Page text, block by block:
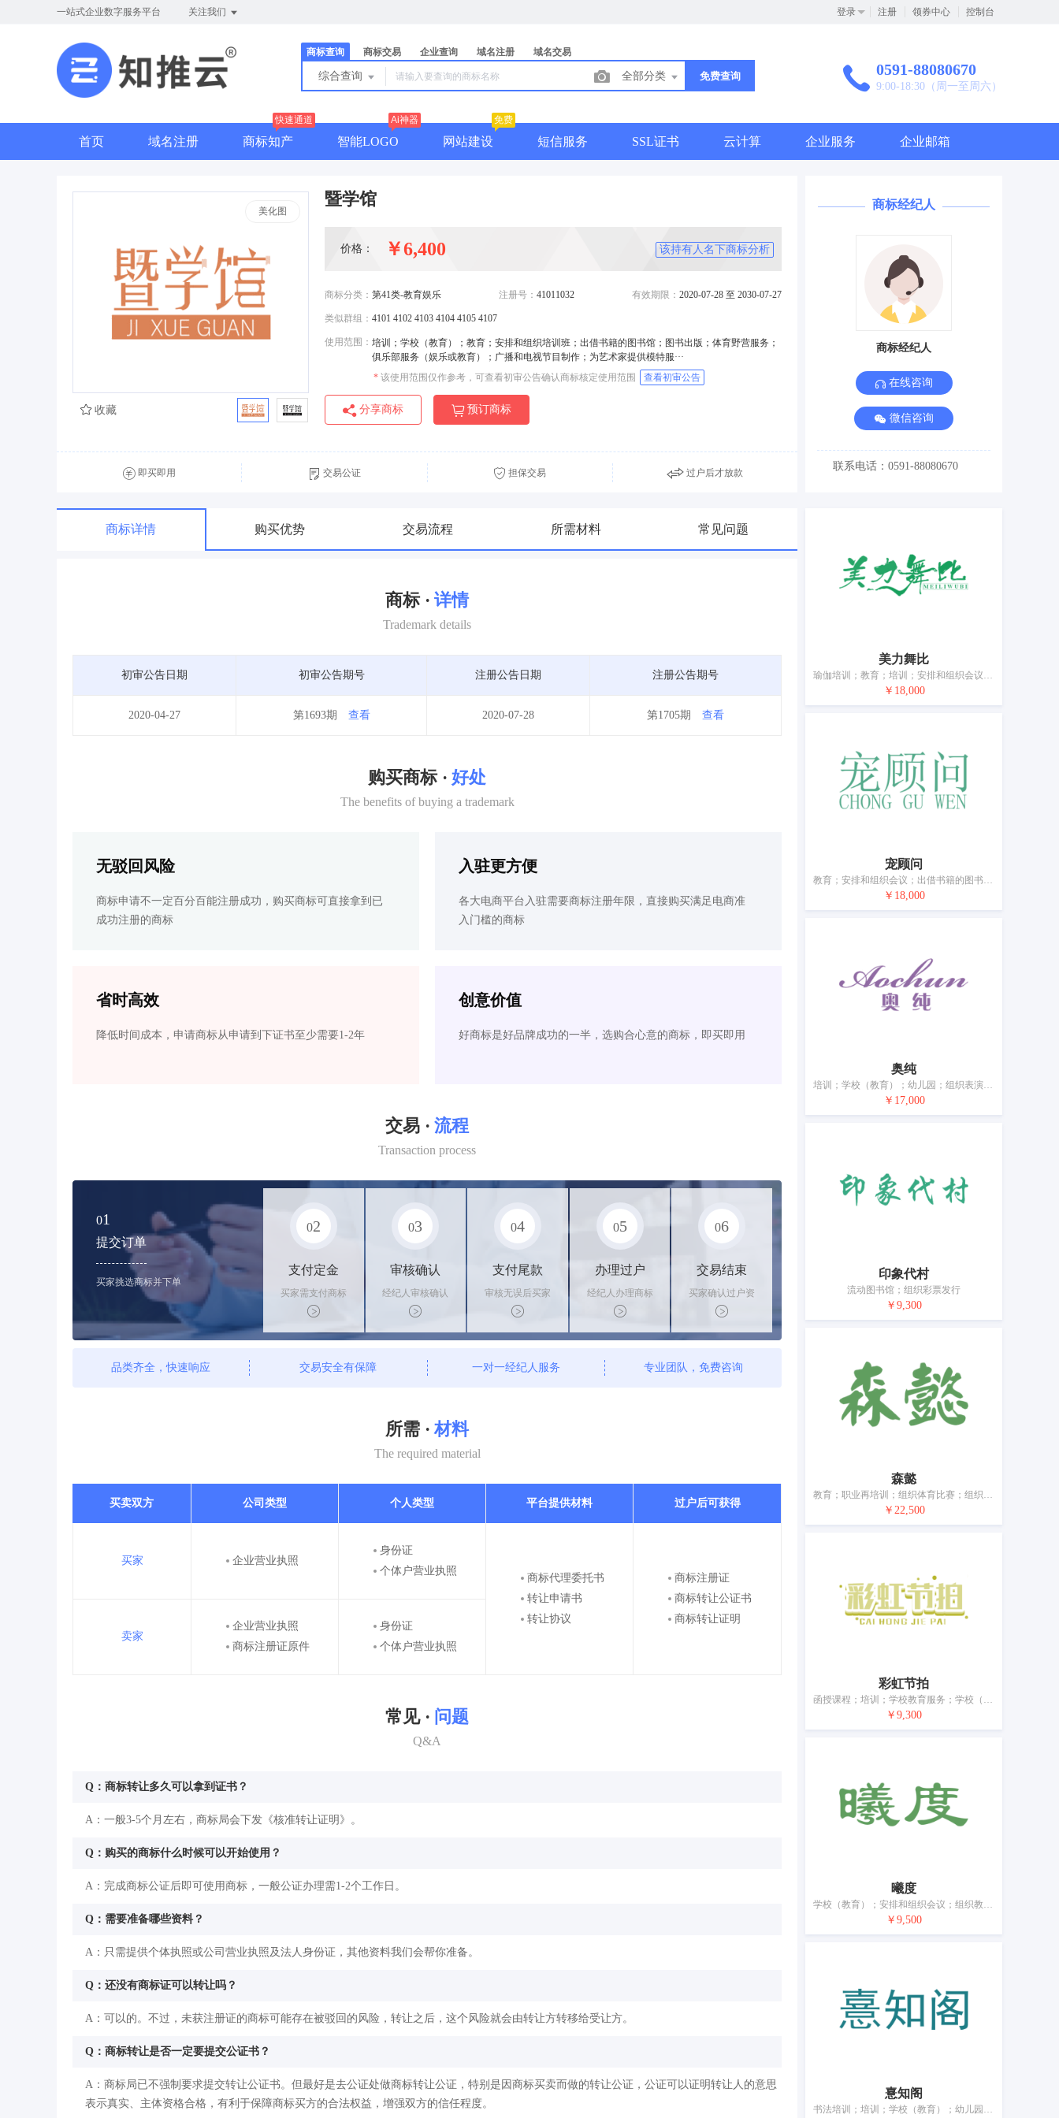
一站式企业数字服务平台 关注我们 登录 注册 领券中心 控制台
商标查询 商标交易 企业查询 域名注册 域名交易
综合查询 全部分类 免费查询 0591-88080670
9:00-18:30（周一至周六）
首页 域名注册 商标知产
快速通道
智能LOGO
Ai神器
网站建设
免费
短信服务 SSL证书 云计算 企业服务 企业邮箱
美化图
暨学馆
价格： ￥6,400 该持有人名下商标分析
商标分类： 第41类-教育娱乐 注册号： 41011032 有效期限： 2020-07-28 至 2030-07-27
类似群组： 4101 4102 4103 4104 4105 4107
使用范围： 培训；学校（教育）；教育；安排和组织培训班；出借书籍的图书馆；图书出版；体育野营服务；
俱乐部服务（娱乐或教育）；广播和电视节目制作；为艺术家提供模特服···
* 该使用范围仅作参考，可查看初审公告确认商标核定使用范围 查看初审公告
分享商标 预订商标
收藏
即买即用 交易公证 担保交易 过户后才放款
商标详情 购买优势 交易流程 所需材料 常见问题
商标 · 详情
Trademark details
初审公告日期 初审公告期号 注册公告日期 注册公告期号
2020-04-27 第1693期 查看 2020-07-28 第1705期 查看
购买商标 · 好处
The benefits of buying a trademark
无驳回风险
商标申请不一定百分百能注册成功，购买商标可直接拿到已
成功注册的商标
入驻更方便
各大电商平台入驻需要商标注册年限，直接购买满足电商准
入门槛的商标
省时高效
降低时间成本，申请商标从申请到下证书至少需要1-2年
创意价值
好商标是好品牌成功的一半，选购合心意的商标，即买即用
交易 · 流程
Transaction process
01
提交订单
买家挑选商标并下单
02
支付定金
买家需支付商标
标价的10%的购
买订金
03
审核确认
经纪人审核确认
商标状态
04
支付尾款
审核无误后买家
支付尾款，卖家
办理相关手续
05
办理过户
经纪人办理商标
转让手续，交付
相关证书
06
交易结束
买家确认过户资
料后，平台解冻
资金支付卖家
品类齐全，快速响应 交易安全有保障 一对一经纪人服务 专业团队，免费咨询
所需 · 材料
The required material
买卖双方 公司类型 个人类型 平台提供材料 过户后可获得
买家 企业营业执照
身份证
个体户营业执照
商标代理委托书
转让申请书
转让协议
商标注册证
商标转让公证书
商标转让证明
卖家
企业营业执照
商标注册证原件
身份证
个体户营业执照
常见 · 问题
Q&A
Q：商标转让多久可以拿到证书？
A：一般3-5个月左右，商标局会下发《核准转让证明》。
Q：购买的商标什么时候可以开始使用？
A：完成商标公证后即可使用商标，一般公证办理需1-2个工作日。
Q：需要准备哪些资料？
A：只需提供个体执照或公司营业执照及法人身份证，其他资料我们会帮你准备。
Q：还没有商标证可以转让吗？
A：可以的。不过，未获注册证的商标可能存在被驳回的风险，转让之后，这个风险就会由转让方转移给受让方。
Q：商标转让是否一定要提交公证书？
A：商标局已不强制要求提交转让公证书。但最好是去公证处做商标转让公证，特别是因商标买卖而做的转让公证，公证可以证明转让人的意思
表示真实、主体资格合格，有利于保障商标买方的合法权益，增强双方的信任程度。
商标经纪人
商标经纪人
在线咨询
微信咨询
联系电话：0591-88080670
美力舞比
瑜伽培训；教育；培训；安排和组织会议；娱乐服务；健身俱乐部（健身和体能训练）；提供不可下载的在线视频；摄影；健身指导课程；为娱乐或文化目的提供用户评价
￥18,000
宠顾问
教育；安排和组织会议；出借书籍的图书馆；文字出版（广告宣传文本除外）；除广告以外的版面设计；娱乐服务；电视文娱节目；动物园服务；动物展览；动物训练
￥18,000
奥纯
培训；学校（教育）；幼儿园；组织表演（演出）；俱乐部服务（娱乐或教育）；健身俱乐部（健身和体能训练）；私人健身训练服务；翻译；为艺术家提供模特服务
￥17,000
印象代村
流动图书馆；组织彩票发行
￥9,300
森懿
教育；职业再培训；组织体育比赛；组织教育或娱乐竞赛；出借书籍的图书馆；提供在线电子出版物（非下载）；健身指导课程；在计算机网络上提供在线游戏；导游服务；翻译
￥22,500
彩虹节拍
函授课程；培训；学校教育服务；学校（教育）；幼儿园；教育；出借书籍的图书馆；书籍出版；文字出版（广告宣传文本除外）；电子书籍和杂志的在线出版
￥9,300
曦度
学校（教育）；安排和组织会议；组织教育或娱乐竞赛；流动图书馆；提供在线电子出版物（非下载）；游乐园服务；玩具出租；动物训练；为艺术家提供模特服务
￥9,500
憙知阁
书法培训；培训；学校（教育）；幼儿园；组织教育或娱乐竞赛；电子书籍和杂志的在线出版；书法服务；在计算机网络上提供在线游戏；摄影；游乐园服务